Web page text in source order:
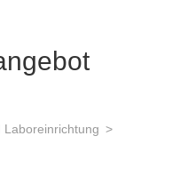
Laboreinrichtung